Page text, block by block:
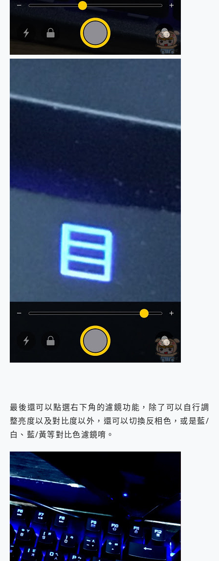
最後還可以點選右下角的濾鏡功能，除了可以自行調
整亮度以及對比度以外，還可以切換反相色，或是藍/
白、藍/黃等對比色濾鏡唷。